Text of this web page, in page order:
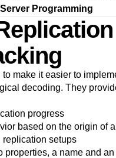
Programming
make it easier to
decoding. They
progress
based on the origin of
setups
a name and an